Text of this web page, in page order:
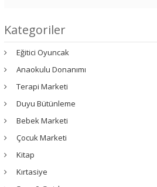
Kategoriler
Eğitici Oyuncak
Anaokulu Donanımı
Terapi Marketi
Duyu Bütünleme
Bebek Marketi
Çocuk Marketi
Kitap
Kırtasiye